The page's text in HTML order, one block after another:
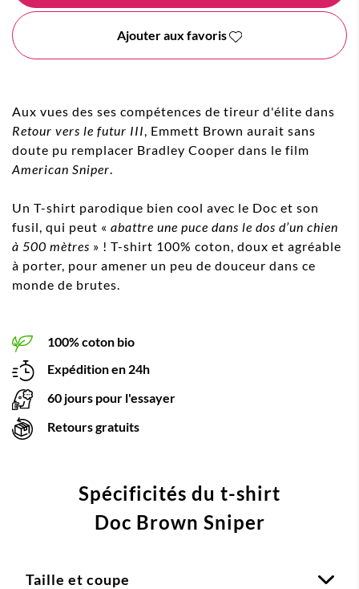
Ajouter aux favoris
Aux vues des ses compétences de tireur d'élite dans
Retour vers le futur III, Emmett Brown aurait sans
doute pu remplacer Bradley Cooper dans le film
American Sniper.
Un T-shirt parodique bien cool avec le Doc et son
fusil, qui peut « abattre une puce dans le dos d’un chien
à 500 mètres » ! T-shirt 100% coton, doux et agréable
à porter, pour amener un peu de douceur dans ce
monde de brutes.
100% coton bio
Expédition en 24h
60 jours pour l'essayer
Retours gratuits
Spécificités du t-shirt
Doc Brown Sniper
Taille et coupe